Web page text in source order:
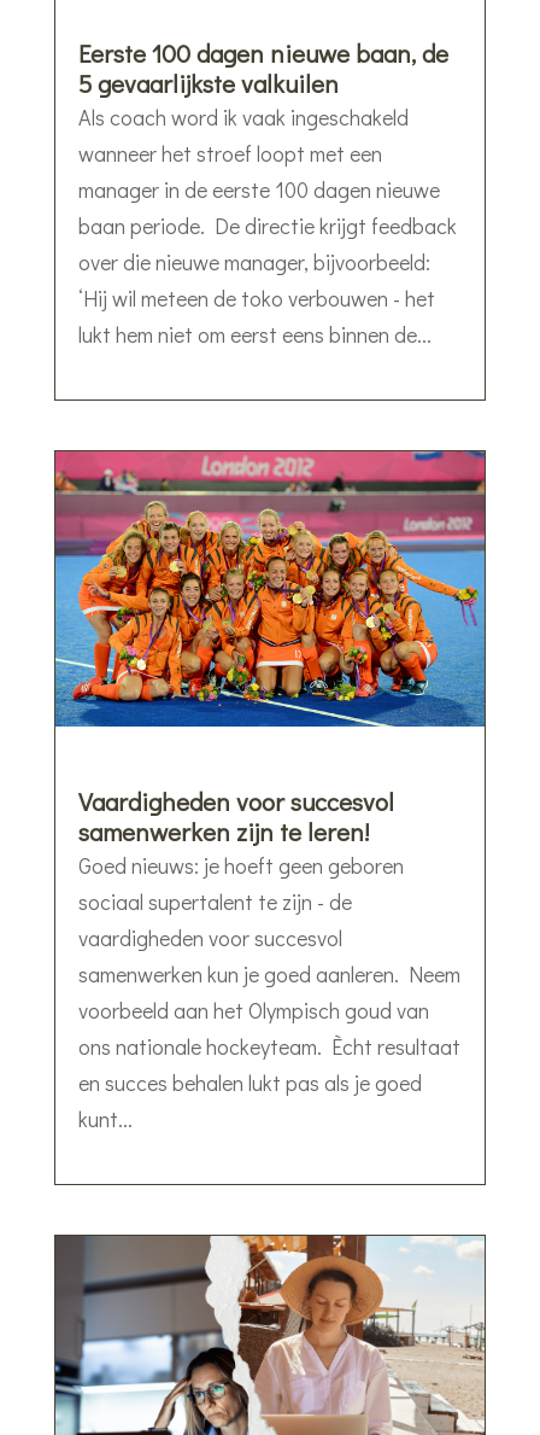
Eerste 100 dagen nieuwe baan, de
5 gevaarlijkste valkuilen
Als coach word ik vaak ingeschakeld
wanneer het stroef loopt met een
manager in de eerste 100 dagen nieuwe
baan periode. De directie krijgt feedback
over die nieuwe manager, bijvoorbeeld:
‘Hij wil meteen de toko verbouwen - het
lukt hem niet om eerst eens binnen de...
Vaardigheden voor succesvol
samenwerken zijn te leren!
Goed nieuws: je hoeft geen geboren
sociaal supertalent te zijn - de
vaardigheden voor succesvol
samenwerken kun je goed aanleren. Neem
voorbeeld aan het Olympisch goud van
ons nationale hockeyteam. Ècht resultaat
en succes behalen lukt pas als je goed
kunt...